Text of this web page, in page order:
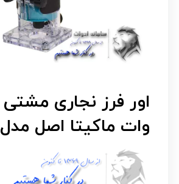
وات ماکیتا اصل مدل 3709